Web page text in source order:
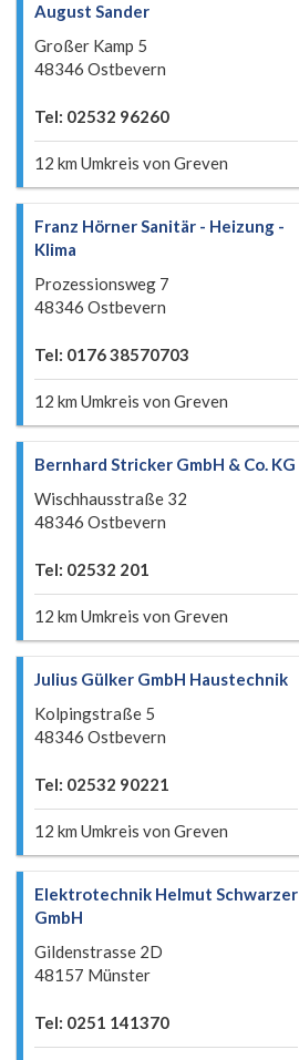
August Sander
Großer Kamp 5
48346 Ostbevern
Tel: 02532 96260
12 km Umkreis von Greven
Franz Hörner Sanitär - Heizung -
Klima
Prozessionsweg 7
48346 Ostbevern
Tel: 0176 38570703
12 km Umkreis von Greven
Bernhard Stricker GmbH & Co. KG
Wischhausstraße 32
48346 Ostbevern
Tel: 02532 201
12 km Umkreis von Greven
Julius Gülker GmbH Haustechnik
Kolpingstraße 5
48346 Ostbevern
Tel: 02532 90221
12 km Umkreis von Greven
Elektrotechnik Helmut Schwarzer
GmbH
Gildenstrasse 2D
48157 Münster
Tel: 0251 141370